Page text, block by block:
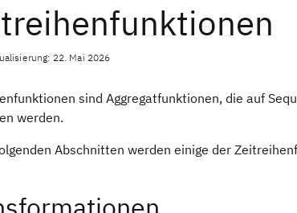
22. Mai 2026
sind Aggregatfunktionen, die auf
werden.
Abschnitten werden einige der